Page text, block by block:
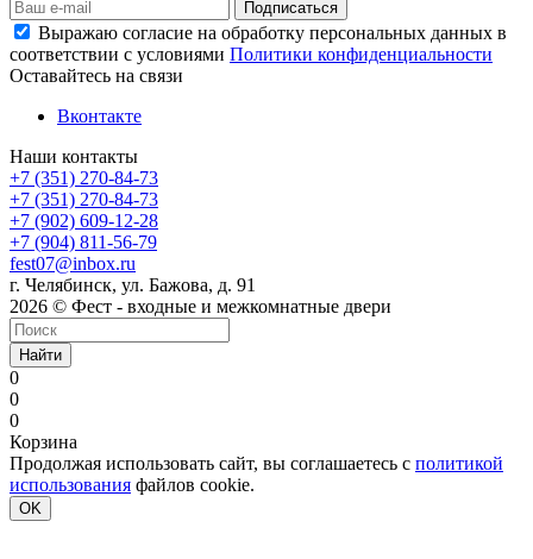
Выражаю согласие на обработку персональных данных в
соответствии с условиями Политики конфиденциальности
Оставайтесь на связи
Вконтакте
Наши контакты
+7 (351) 270-84-73
+7 (351) 270-84-73
+7 (902) 609-12-28
+7 (904) 811-56-79
fest07@inbox.ru
г. Челябинск, ул. Бажова, д. 91
2026 © Фест - входные и межкомнатные двери
Найти
0
0
0
Корзина
Продолжая использовать сайт, вы соглашаетесь с политикой
использования файлов cookie.
OK